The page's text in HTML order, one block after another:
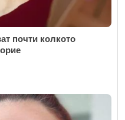
почти колкото